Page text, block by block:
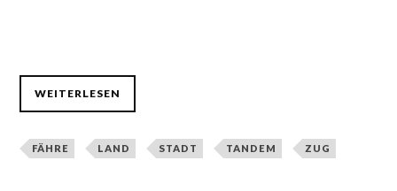
WEITERLESEN
FÄHRE LAND STADT TANDEM ZUG